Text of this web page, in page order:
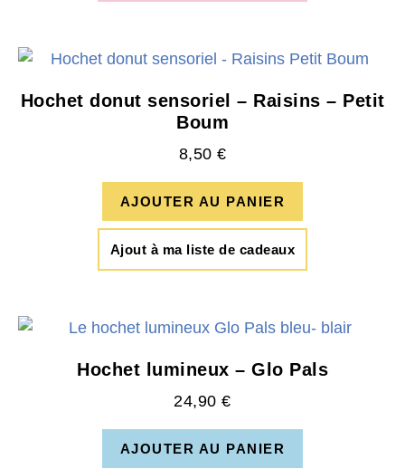
Hochet donut sensoriel – Raisins – Petit
Boum
8,50 €
AJOUTER AU PANIER
Ajout à ma liste de cadeaux
Hochet lumineux – Glo Pals
24,90€
AJOUTER AU PANIER